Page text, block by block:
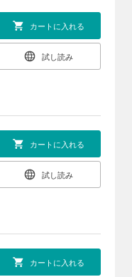
カートに入れる
試し読み
カートに入れる
試し読み
カートに入れる